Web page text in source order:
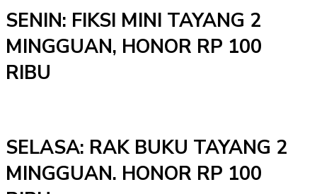
SENIN: FIKSI MINI TAYANG 2
MINGGUAN, HONOR RP 100
RIBU
SELASA: RAK BUKU TAYANG 2
MINGGUAN. HONOR RP 100